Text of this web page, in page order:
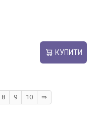
КУПИТИ
8 9 10 ⇛